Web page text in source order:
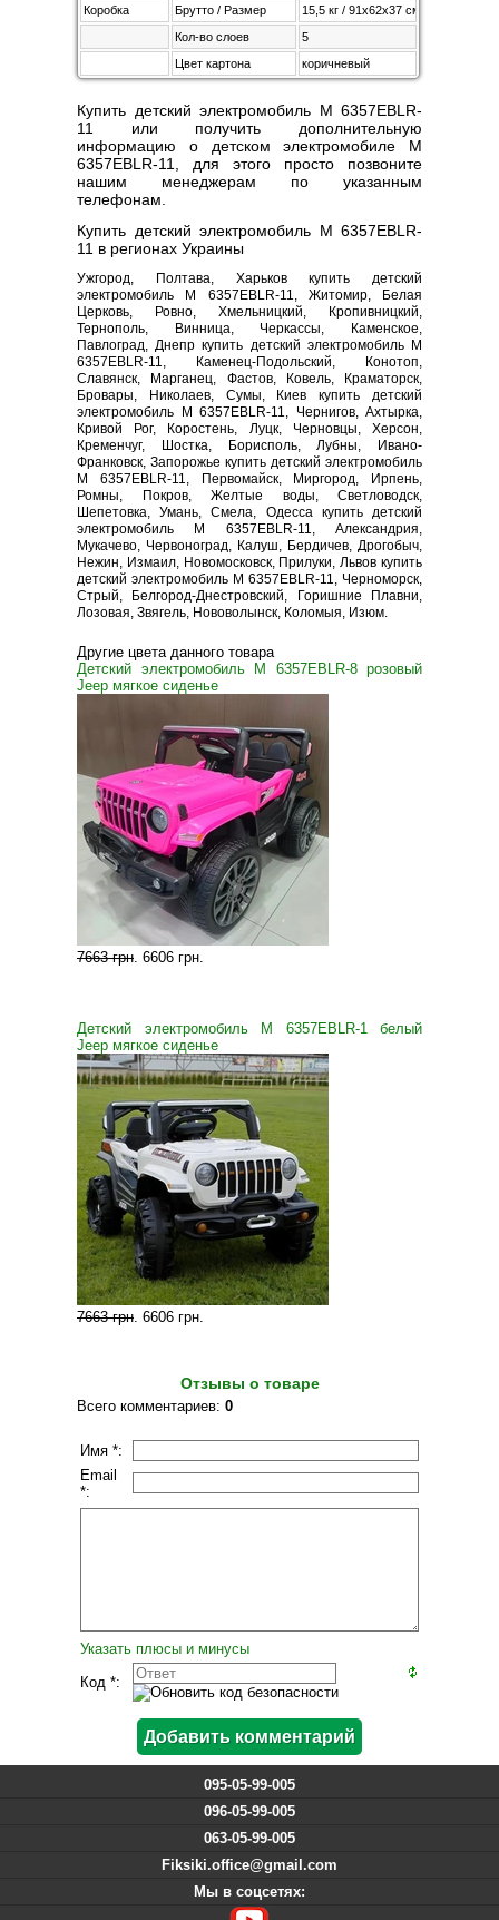
Коробка
Брутто / Размер
15,5 кг / 91х62х37 см
Кол-во слоев
5
Цвет картона
коричневый
Купить детский электромобиль M 6357EBLR-
11 или получить дополнительную
информацию о детском электромобиле M
6357EBLR-11, для этого просто позвоните
нашим менеджерам по указанным
телефонам.
Купить детский электромобиль M 6357EBLR-
11 в регионах Украины
Ужгород, Полтава, Харьков купить детский
электромобиль M 6357EBLR-11, Житомир, Белая
Церковь, Ровно, Хмельницкий, Кропивницкий,
Тернополь, Винница, Черкассы, Каменское,
Павлоград, Днепр купить детский электромобиль M
6357EBLR-11, Каменец-Подольский, Конотоп,
Славянск, Марганец, Фастов, Ковель, Краматорск,
Бровары, Николаев, Сумы, Киев купить детский
электромобиль M 6357EBLR-11, Чернигов, Ахтырка,
Кривой Рог, Коростень, Луцк, Черновцы, Херсон,
Кременчуг, Шостка, Борисполь, Лубны, Ивано-
Франковск, Запорожье купить детский электромобиль
M 6357EBLR-11, Первомайск, Миргород, Ирпень,
Ромны, Покров, Желтые воды, Светловодск,
Шепетовка, Умань, Смела, Одесса купить детский
электромобиль M 6357EBLR-11, Александрия,
Мукачево, Червоноград, Калуш, Бердичев, Дрогобыч,
Нежин, Измаил, Новомосковск, Прилуки, Львов купить
детский электромобиль M 6357EBLR-11, Черноморск,
Стрый, Белгород-Днестровский, Горишние Плавни,
Лозовая, Звягель, Нововолынск, Коломыя, Изюм.
Другие цвета данного товара
Детский электромобиль M 6357EBLR-8 розовый
Jeep мягкое сиденье
7663 грн. 6606 грн.
Детский электромобиль M 6357EBLR-1 белый
Jeep мягкое сиденье
7663 грн. 6606 грн.
Отзывы о товаре
Всего комментариев: 0
Имя *:
Email
*:
Указать плюсы и минусы
Код *:
095-05-99-005
096-05-99-005
063-05-99-005
Fiksiki.office@gmail.com
Мы в соцсетях: